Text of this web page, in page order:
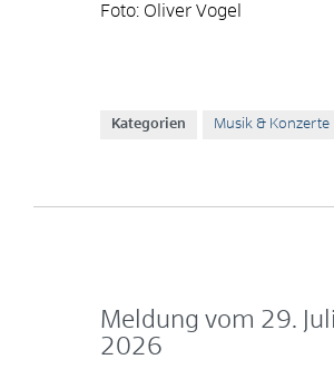
Foto: Oliver Vogel
Kategorien Musik & Konzerte
Meldung vom 29. Juli
2026